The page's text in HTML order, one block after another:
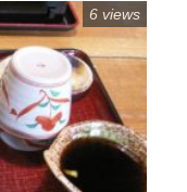
6 views